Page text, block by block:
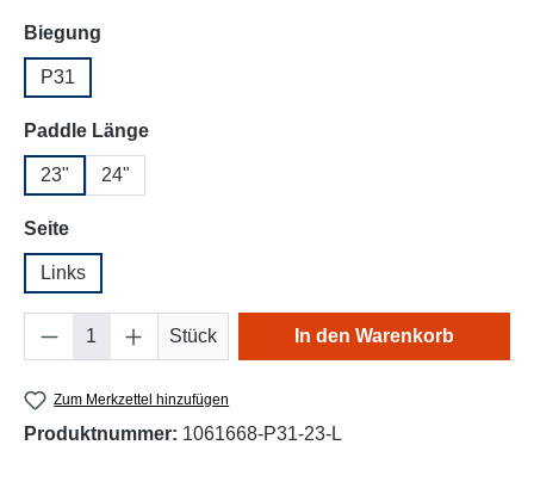
Biegung
P31
Paddle Längeauswählen
23" 24"
Seiteauswählen
Links
Produkt Anzahl: Gib den gewünschten
Stück In den Warenkorb
Zum Merkzettel hinzufügen
Produktnummer: 1061668-P31-23-L